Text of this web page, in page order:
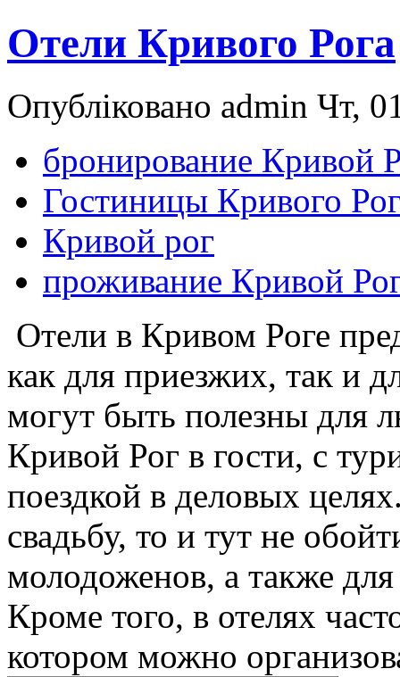
Отели Кривого Рога
Опубліковано admin Чт,
бронирование Кривой
Гостиницы Кривого
Кривой рог
проживание Кривой
Отели в Кривом Роге
как для приезжих, так и
могут быть полезны для
Кривой Рог в гости, с
поездкой в деловых
свадьбу, то и тут не
молодоженов, а также
Кроме того, в отелях
котором можно